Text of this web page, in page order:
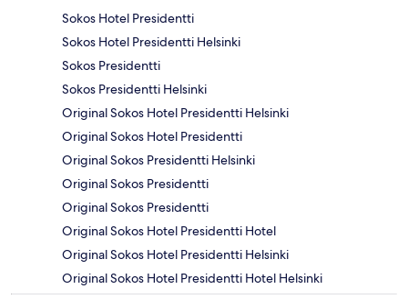
Sokos Hotel Presidentti
Sokos Hotel Presidentti Helsinki
Sokos Presidentti
Sokos Presidentti Helsinki
Original Sokos Hotel Presidentti Helsinki
Original Sokos Hotel Presidentti
Original Sokos Presidentti Helsinki
Original Sokos Presidentti
Original Sokos Presidentti
Original Sokos Hotel Presidentti Hotel
Original Sokos Hotel Presidentti Helsinki
Original Sokos Hotel Presidentti Hotel Helsinki